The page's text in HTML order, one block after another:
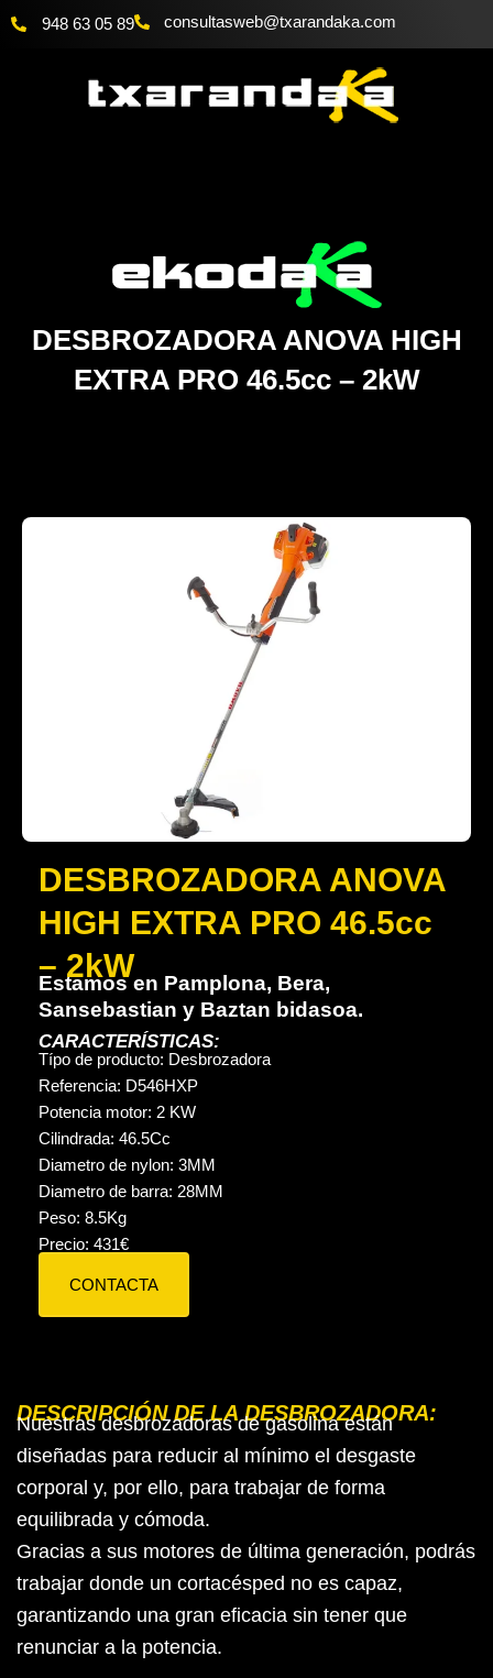
948 63 05 89 moc.akadnaraxt
@bewsatlusnoc
DESBROZADORA ANOVA HIGH
EXTRA PRO 46.5cc – 2kW
DESBROZADORA ANOVA
HIGH EXTRA PRO 46.5cc
– 2kW
Estamos en Pamplona, Bera,
Sansebastian y Baztan bidasoa.
CARACTERÍSTICAS:
Típo de producto: Desbrozadora
Referencia: D546HXP
Potencia motor: 2 KW
Cilindrada: 46.5Cc
Diametro de nylon: 3MM
Diametro de barra: 28MM
Peso: 8.5Kg
Precio: 431€
CONTACTA
DESCRIPCIÓN DE LA DESBROZADORA:
Nuestras desbrozadoras de gasolina están
diseñadas para reducir al mínimo el desgaste
corporal y, por ello, para trabajar de forma
equilibrada y cómoda.
Gracias a sus motores de última generación, podrás
trabajar donde un cortacésped no es capaz,
garantizando una gran eficacia sin tener que
renunciar a la potencia.